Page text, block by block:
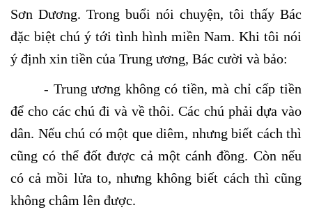
Sơn Dương. Trong buổi nói chuyện, tôi thấy Bác
đặc biệt chú ý tới tình hình miền Nam. Khi tôi nói
ý định xin tiền của Trung ương, Bác cười và bảo:
- Trung ương không có tiền, mà chỉ cấp tiền
để cho các chú đi và về thôi. Các chú phải dựa vào
dân. Nếu chú có một que diêm, nhưng biết cách thì
cũng có thể đốt được cả một cánh đồng. Còn nếu
có cả mồi lửa to, nhưng không biết cách thì cũng
không châm lên được.